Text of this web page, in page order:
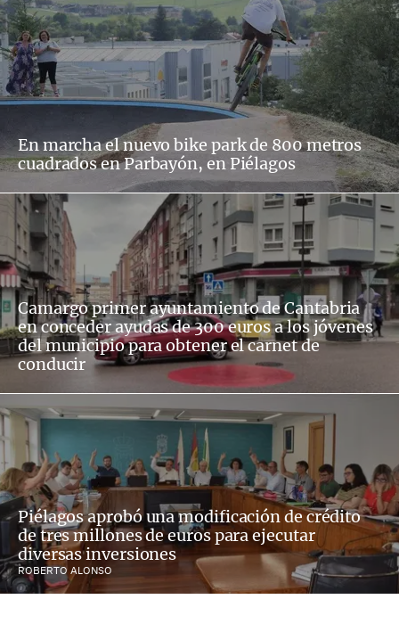
En marcha el nuevo bike park de 800 metros
cuadrados en Parbayón, en Piélagos
Camargo primer ayuntamiento de Cantabria
en conceder ayudas de 300 euros a los jóvenes
del municipio para obtener el carnet de
conducir
Piélagos aprobó una modificación de crédito
de tres millones de euros para ejecutar
diversas inversiones
ROBERTO ALONSO